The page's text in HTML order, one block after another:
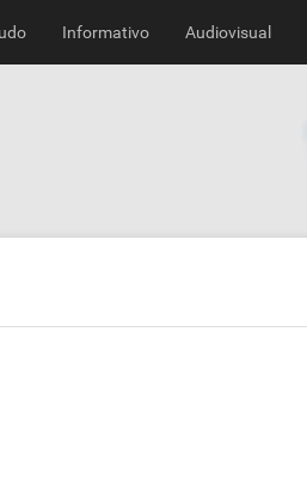
Informativo Audiovisual